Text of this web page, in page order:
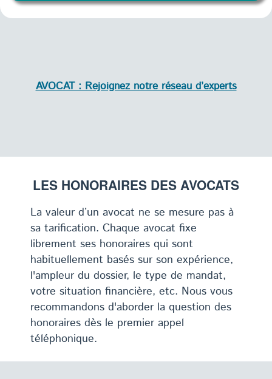
AVOCAT : Rejoignez notre réseau d’experts
LES HONORAIRES DES AVOCATS
La valeur d’un avocat ne se mesure pas à
sa tarification. Chaque avocat fixe
librement ses honoraires qui sont
habituellement basés sur son expérience,
l'ampleur du dossier, le type de mandat,
votre situation financière, etc. Nous vous
recommandons d'aborder la question des
honoraires dès le premier appel
téléphonique.